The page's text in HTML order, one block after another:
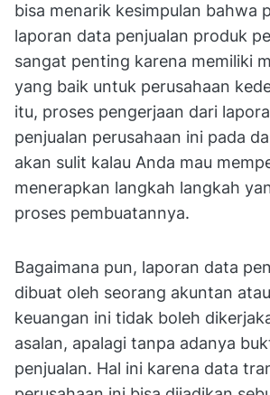
bisa menarik kesimpulan bahwa
laporan data penjualan produk
sangat penting karena memiliki
yang baik untuk perusahaan
itu, proses pengerjaan dari
penjualan perusahaan ini pada
akan sulit kalau Anda mau
menerapkan langkah langkah
proses pembuatannya.
Bagaimana pun, laporan data
dibuat oleh seorang akuntan
keuangan ini tidak boleh
asalan, apalagi tanpa adanya
penjualan. Hal ini karena data